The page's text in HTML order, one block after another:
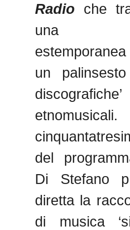
Radio che
una
un
del
Di Stefano
diretta la
di musica